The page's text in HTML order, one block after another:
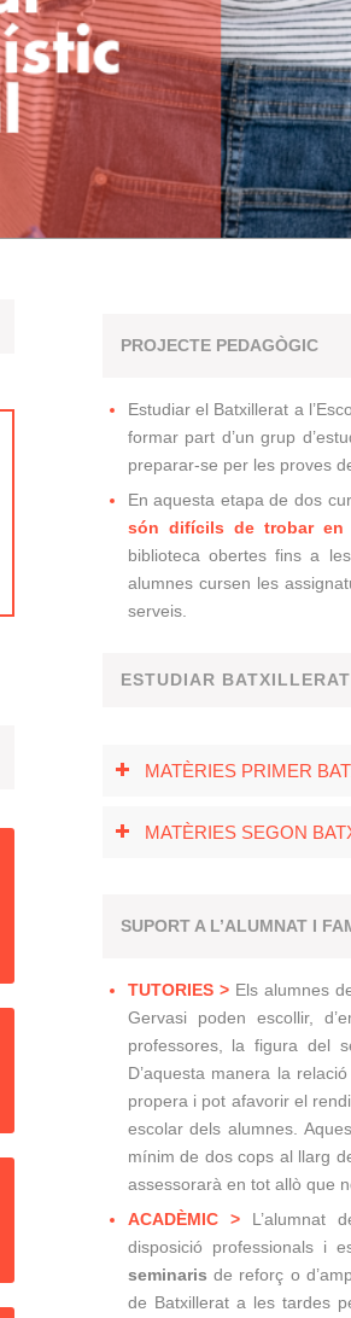
PROJECTE PEDAGÒGIC
Estudiar el Batxillerat a
formar part d’un grup
preparar-se per les proves
En aquesta etapa de dos
són difícils de trobar en
biblioteca obertes fins a
alumnes cursen les
serveis.
ESTUDIAR
MATÈRIES PRIMER
MATÈRIES SEGON
SUPORT A L’ALUMNAT I
TUTORIES >Els alumnes
Gervasi poden escollir,
professores, la figura del
D’aquesta manera la
propera i pot afavorir el
escolar dels alumnes.
mínim de dos cops al llarg
assessorarà en tot allò que
ACADÈMIC > L’alumnat
disposició professionals i
seminaris de reforç o
de Batxillerat a les tardes